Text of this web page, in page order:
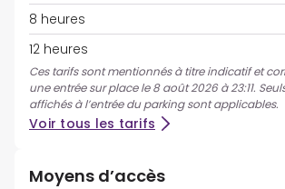
8 heures
12 heures
Ces tarifs sont mentionnés à titre indicatif et
une entrée sur place le 8 août 2026 à 23:11.
affichés à l’entrée du parking sont applicables.
Voir tous les tarifs
Moyens d’accès